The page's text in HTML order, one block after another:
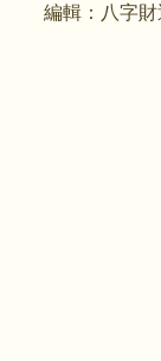
編輯：八字財